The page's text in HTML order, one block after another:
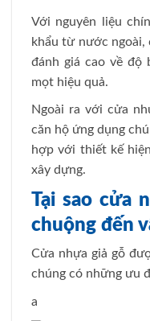
Với nguyên liệu
khẩu từ nước ngoài,
đánh giá cao về độ
mọt hiệu quả.
Ngoài ra với cửa
căn hộ ứng dụng
hợp với thiết kế
xây dựng.
Tại sao cửa
chuộng đến
Cửa nhựa giả gỗ
chúng có những ưu
a